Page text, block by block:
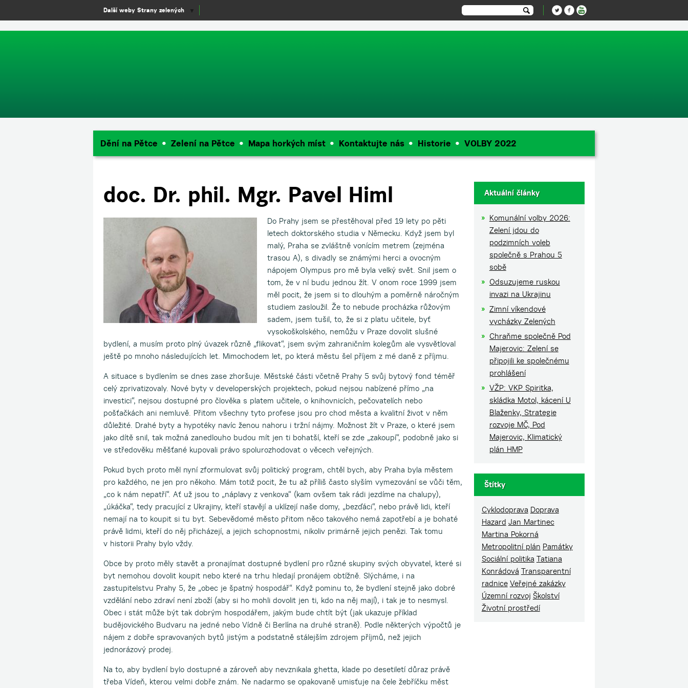
window.dataLayer = window.dataLayer || []; function gtag(){dataLayer.push(arguments);} gtag('js', new Date()); gtag('config', 'UA-144909968-1');
Dění na Pětce Zelení na Pětce Mapa horkých míst Kontaktujte nás Historie VOLBY 2022
doc. Dr. phil. Mgr. Pavel Himl
Do Prahy jsem se přestěhoval před 19 lety po pěti
letech doktorského studia v Německu. Když jsem byl
malý, Praha se zvláštně vonícím metrem (zejména
trasou A), s divadly se známými herci a ovocným
nápojem Olympus pro mě byla velký svět. Snil jsem o
tom, že v ní budu jednou žít. V onom roce 1999 jsem
měl pocit, že jsem si to dlouhým a poměrně náročným
studiem zasloužil. Že to nebude procházka růžovým
sadem, jsem tušil, to, že si z platu učitele, byť
vysokoškolského, nemůžu v Praze dovolit slušné
bydlení, a musím proto plný úvazek různě „flikovat“, jsem svým zahraničním kolegům ale vysvětloval
ještě po mnoho následujících let. Mimochodem let, po která městu šel příjem z mé daně z příjmu.
A situace s bydlením se dnes zase zhoršuje. Městské části včetně Prahy 5 svůj bytový fond téměř
celý zprivatizovaly. Nové byty v developerských projektech, pokud nejsou nabízené přímo „na
investici“, nejsou dostupné pro člověka s platem učitele, o knihovnicích, pečovatelích nebo
pošťačkách ani nemluvě. Přitom všechny tyto profese jsou pro chod města a kvalitní život v něm
důležité. Drahé byty a hypotéky navíc ženou nahoru i tržní nájmy. Možnost žít v Praze, o které jsem
jako dítě snil, tak možná zanedlouho budou mít jen ti bohatší, kteří se zde „zakoupí“, podobně jako si
ve středověku měšťané kupovali právo spolurozhodovat o věcech veřejných.
Pokud bych proto měl nyní zformulovat svůj politický program, chtěl bych, aby Praha byla městem
pro každého, ne jen pro někoho. Mám totiž pocit, že tu až příliš často slyším vymezování se vůči těm,
„co k nám nepatří“. Ať už jsou to „náplavy z venkova“ (kam ovšem tak rádi jezdíme na chalupy),
„úkáčka“, tedy pracující z Ukrajiny, kteří stavějí a uklízejí naše domy, „bezďáci“, nebo právě lidi, kteří
nemají na to koupit si tu byt. Sebevědomé město přitom něco takového nemá zapotřebí a je bohaté
právě lidmi, kteří do něj přicházejí, a jejich schopnostmi, nikoliv primárně jejich penězi. Tak tomu
v historii Prahy bylo vždy.
Obce by proto měly stavět a pronajímat dostupné bydlení pro různé skupiny svých obyvatel, které si
byt nemohou dovolit koupit nebo které na trhu hledají pronájem obtížně. Slýcháme, i na
zastupitelstvu Prahy 5, že „obec je špatný hospodář“. Když pominu to, že bydlení stejně jako dobré
vzdělání nebo zdraví není zboží (aby si ho mohli dovolit jen ti, kdo na něj mají), i tak je to nesmysl.
Obec i stát může být tak dobrým hospodářem, jakým bude chtít být (jak ukazuje příklad
budějovického Budvaru na jedné nebo Vídně či Berlína na druhé straně). Podle některých výpočtů je
nájem z dobře spravovaných bytů jistým a podstatně stálejším zdrojem příjmů, než jejich
jednorázový prodej.
Na to, aby bydlení bylo dostupné a zároveň aby nevznikala ghetta, klade po desetiletí důraz právě
třeba Vídeň, kterou velmi dobře znám. Ne nadarmo se opakovaně umisťuje na čele žebříčku měst
Aktuální články
Komunální volby 2026:
Zelení jdou do
podzimních voleb
společně s Prahou 5
sobě
Odsuzujeme ruskou
invazi na Ukrajinu
Zimní víkendové
vycházky Zelených
Chraňme společně Pod
Majerovic: Zelení se
připojili ke společnému
prohlášení
VŽP: VKP Spiritka,
skládka Motol, kácení U
Blaženky, Strategie
rozvoje MČ, Pod
Majerovic, Klimatický
plán HMP
Štítky
Cyklodoprava Doprava
Hazard Jan Martinec
Martina Pokorná
Metropolitní plán Památky
Sociální politika Tatiana
Konrádová Transparentní
radnice Veřejné zakázky
Územní rozvoj Školství
Životní prostředí
Další weby Strany zelených ▼